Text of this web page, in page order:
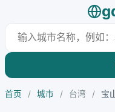
首页 / 城市 / 台湾 / 宝